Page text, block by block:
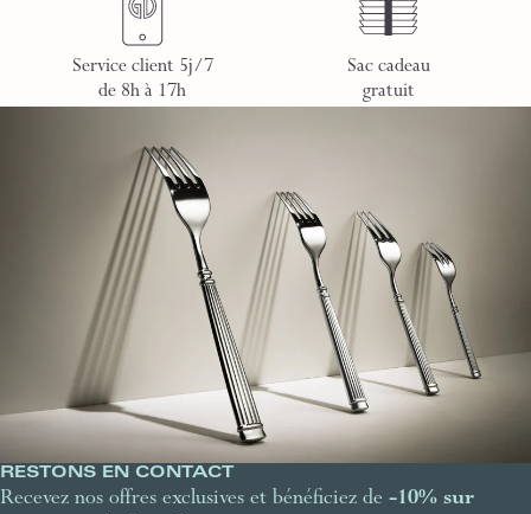
Service client 5j/7
de 8h à 17h
Sac cadeau
gratuit
RESTONS EN CONTACT
Recevez nos offres exclusives et bénéficiez de -10% sur